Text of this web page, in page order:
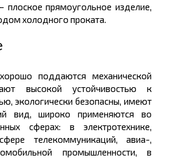
– плоское прямоугольное изделие,
холодного проката.
поддаются механической
высокой устойчивостью к
экологически безопасны, имеют
вид, широко применяются во
сферах: в электротехнике,
телекоммуникаций, авиа-,
промышленности, в